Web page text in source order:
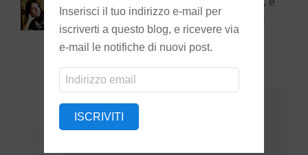
un complimento graditissimo
BEATRICE
10 FEBBRAIO 2018
meritati
LAURYN
Inserisci il tuo indirizzo e-mail per
iscriverti a questo blog, e ricevere via
e-mail le notifiche di nuovi post.
Indirizzo
email
ISCRIVITI